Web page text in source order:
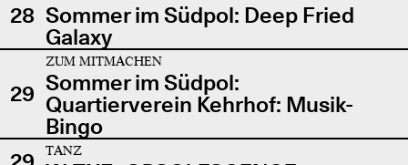
28 Sommer im Südpol: Deep Fried
Galaxy
29
ZUM MITMACHEN
Sommer im Südpol:
Quartierverein Kehrhof: Musik-
Bingo
TANZ